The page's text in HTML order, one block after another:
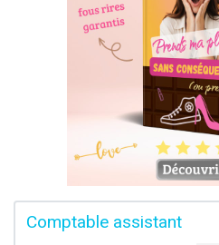
Comptable assistant